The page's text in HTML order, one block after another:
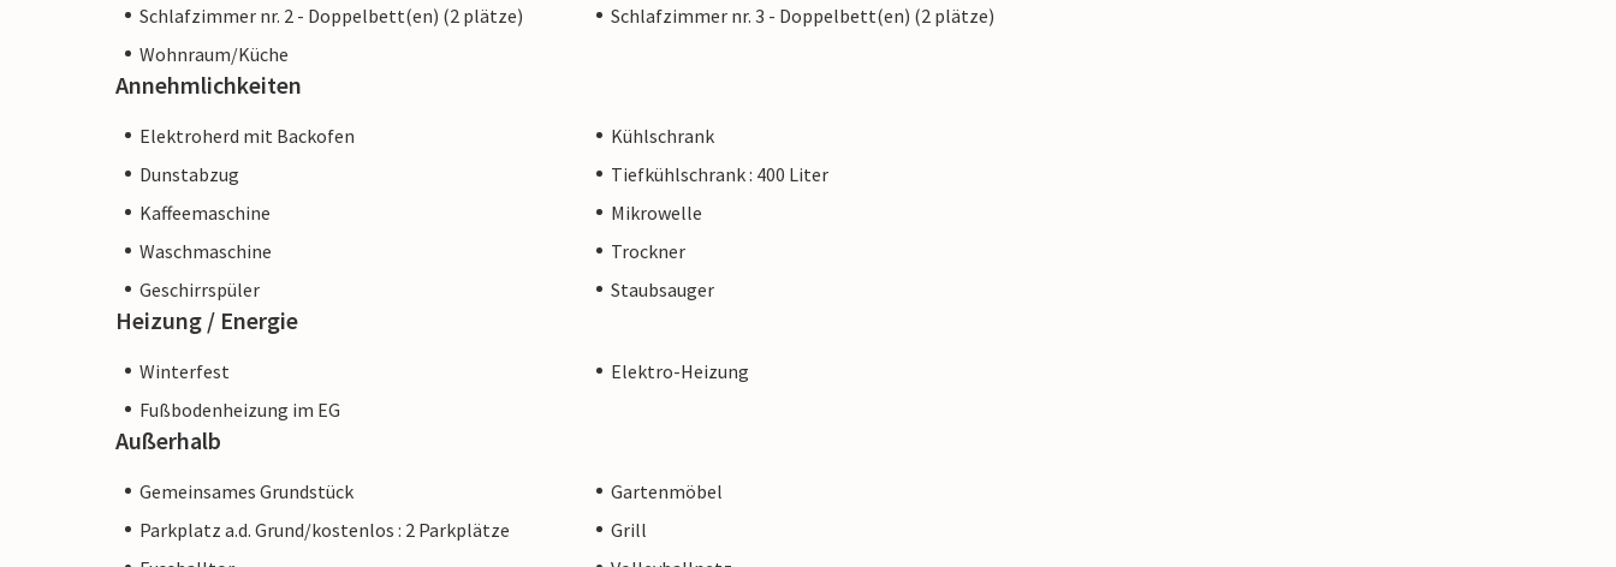
Schlafzimmer nr. 2 - Doppelbett(en) (2 plätze)
Schlafzimmer nr. 3 - Doppelbett(en) (2 plätze)
Wohnraum/Küche
Annehmlichkeiten
Elektroherd mit Backofen
Kühlschrank
Dunstabzug
Tiefkühlschrank : 400 Liter
Kaffeemaschine
Mikrowelle
Waschmaschine
Trockner
Geschirrspüler
Staubsauger
Heizung / Energie
Winterfest
Elektro-Heizung
Fußbodenheizung im EG
Außerhalb
Gemeinsames Grundstück
Gartenmöbel
Parkplatz a.d. Grund/kostenlos : 2 Parkplätze
Grill